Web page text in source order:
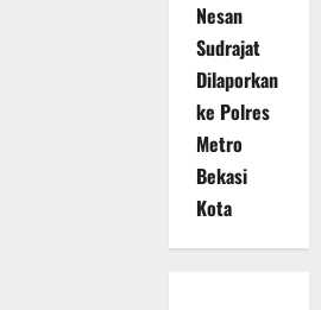
Nesan
Sudrajat
Dilaporkan
ke Polres
Metro
Bekasi
Kota